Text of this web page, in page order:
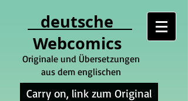
deutsche
Webcomics
Originale und Übersetzungen
aus dem englischen
Carry on, link zum Original